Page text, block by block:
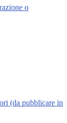
o
(da pubblicare in